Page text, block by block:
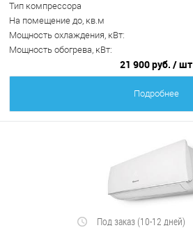
Тип компрессора
На помещение до, кв.м
Мощность охлаждения, кВт:
Мощность обогрева, кВт:
21 900 руб. / шт
Подробнее
Под заказ (10-12 дней)